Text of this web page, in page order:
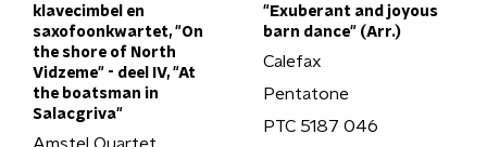
klavecimbel en
saxofoonkwartet, "On
the shore of North
Vidzeme" - deel IV, "At
the boatsman in
Salacgriva"
"Exuberant and joyous
barn dance" (Arr.)
Calefax
Pentatone
PTC 5187 046